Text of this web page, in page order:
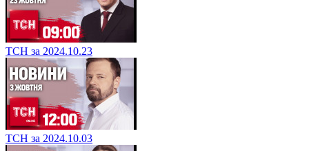
ТСН за 2024.10.23
ТСН за 2024.10.03